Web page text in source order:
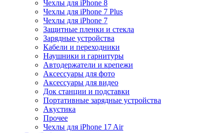
Чехлы для iPhone 8
Чехлы для iPhone 7 Plus
Чехлы для iPhone 7
Защитные пленки и стекла
Зарядные устройства
Кабели и переходники
Наушники и гарнитуры
Автодержатели и крепежи
Аксессуары для фото
Аксессуары для видео
Док станции и подставки
Портативные зарядные устройства
Акустика
Прочее
Чехлы для iPhone 17 Air